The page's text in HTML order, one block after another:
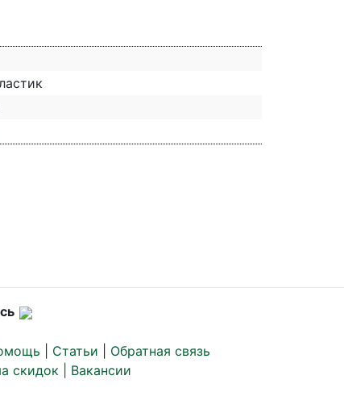
Статьи
Обратная связь
скидок | Вакансии